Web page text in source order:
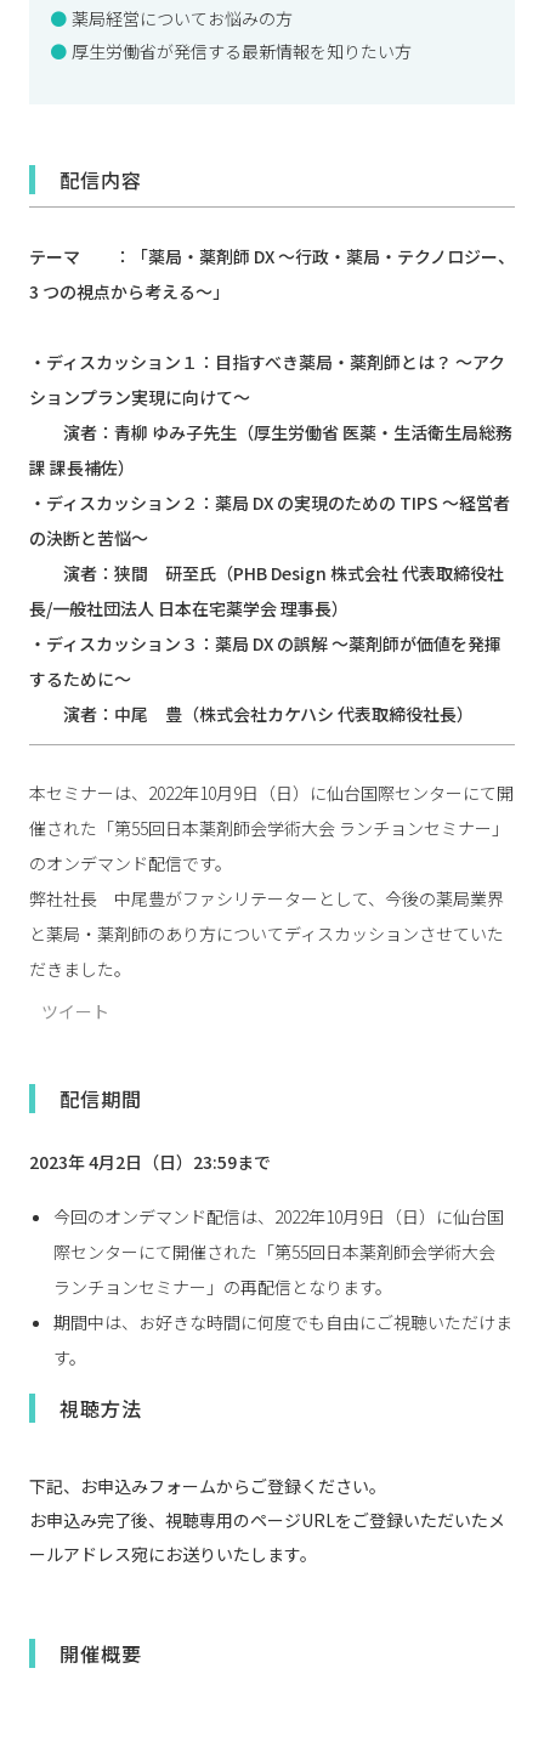
薬局経営についてお悩みの方
厚生労働省が発信する最新情報を知りたい方
配信内容
テーマ ：「薬局・薬剤師 DX ～行政・薬局・テクノロジー、
3 つの視点から考える～」
・ディスカッション１：目指すべき薬局・薬剤師とは？ ～アク
ションプラン実現に向けて～
演者：青柳 ゆみ子先生（厚生労働省 医薬・生活衛生局総務
課 課⾧補佐）
・ディスカッション２：薬局 DX の実現のための TIPS ～経営者
の決断と苦悩～
演者：狭間 研至氏（PHB Design 株式会社 代表取締役社
⾧/一般社団法人 日本在宅薬学会 理事⾧）
・ディスカッション３：薬局 DX の誤解 ～薬剤師が価値を発揮
するために～
演者：中尾 豊（株式会社カケハシ 代表取締役社⾧）
本セミナーは、2022年10月9日（日）に仙台国際センターにて開
催された「第55回日本薬剤師会学術大会 ランチョンセミナー」
のオンデマンド配信です。
弊社社長 中尾豊がファシリテーターとして、今後の薬局業界
と薬局・薬剤師のあり方についてディスカッションさせていた
だきました。
ツイート
配信期間
2023年 4月2日（日）23:59まで
今回のオンデマンド配信は、2022年10月9日（日）に仙台国
際センターにて開催された「第55回日本薬剤師会学術大会
ランチョンセミナー」の再配信となります。
期間中は、お好きな時間に何度でも自由にご視聴いただけま
す。
視聴方法
下記、お申込みフォームからご登録ください。
お申込み完了後、視聴専用のページURLをご登録いただいたメ
ールアドレス宛にお送りいたします。
開催概要